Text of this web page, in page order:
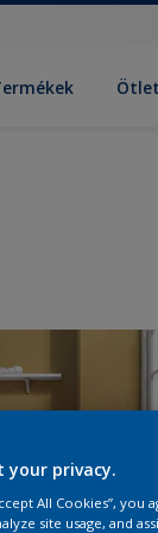
your privacy.
All Cookies”,
site usage, and